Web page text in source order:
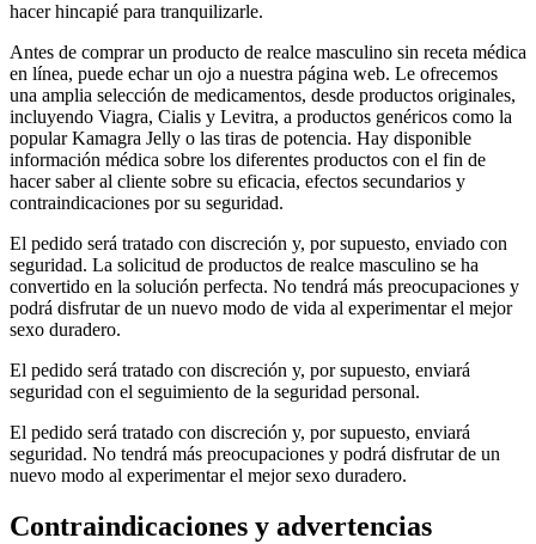
hacer hincapié para tranquilizarle.
Antes de comprar un producto de realce masculino sin receta médica
en línea, puede echar un ojo a nuestra página web. Le ofrecemos
una amplia selección de medicamentos, desde productos originales,
incluyendo Viagra, Cialis y Levitra, a productos genéricos como la
popular Kamagra Jelly o las tiras de potencia. Hay disponible
información médica sobre los diferentes productos con el fin de
hacer saber al cliente sobre su eficacia, efectos secundarios y
contraindicaciones por su seguridad.
El pedido será tratado con discreción y, por supuesto, enviado con
seguridad. La solicitud de productos de realce masculino se ha
convertido en la solución perfecta. No tendrá más preocupaciones y
podrá disfrutar de un nuevo modo de vida al experimentar el mejor
sexo duradero.
El pedido será tratado con discreción y, por supuesto, enviará
seguridad con el seguimiento de la seguridad personal.
El pedido será tratado con discreción y, por supuesto, enviará
seguridad. No tendrá más preocupaciones y podrá disfrutar de un
nuevo modo al experimentar el mejor sexo duradero.
Contraindicaciones y advertencias